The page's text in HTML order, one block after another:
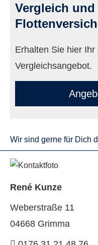
Vergleich
Erhalten Sie hier
Vergleichsangebot.
Wir sind gerne für Dich
René Kunze
Weberstraße 11
04668 Grimma